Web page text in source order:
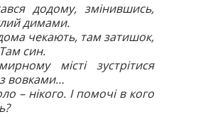
додому, змінившись,
димами.
чекають, там затишок,
син.
місті зустрітися
вовками…
– нікого. І помочі в кого